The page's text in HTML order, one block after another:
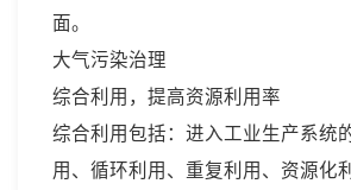
面。
大气污染治理
综合利用，提高资源利用率
综合利用包括：进入工业生产系统
用、循环利用、重复利用、资源化